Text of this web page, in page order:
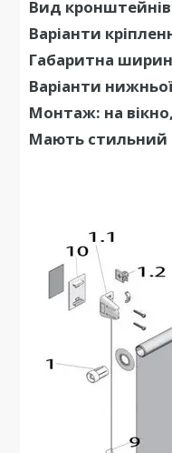
Вид
Варіанти
Габаритна
Варіанти
Монтаж: на
Мають стильний